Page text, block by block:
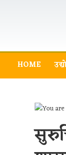
HOME